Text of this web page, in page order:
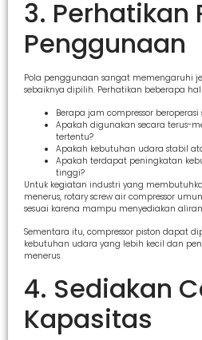
3. Perhatikan
Penggunaan
Pola penggunaan sangat memengaruhi
sebaiknya dipilih. Perhatikan beberapa
Berapa jam compressor
Apakah digunakan secara terus-
tertentu?
Apakah kebutuhan udara stabil
Apakah terdapat peningkatan
tinggi?
Untuk kegiatan industri yang
menerus, rotary screw air compressor
sesuai karena mampu menyediakan
Sementara itu, compressor piston dapat
kebutuhan udara yang lebih kecil dan
menerus.
4. Sediakan
Kapasitas